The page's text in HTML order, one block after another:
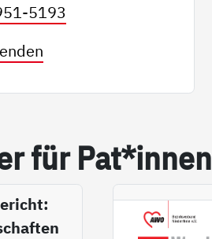
5193
für Pat*in­nen